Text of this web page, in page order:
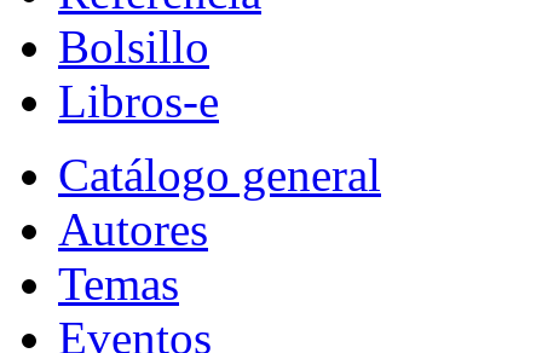
Bolsillo
Libros-e
Catálogo general
Autores
Temas
Eventos